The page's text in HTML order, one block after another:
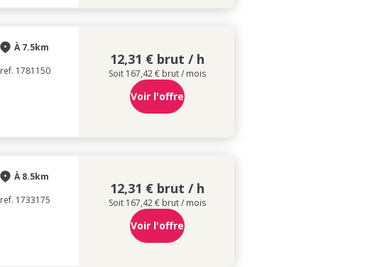
À 7.5km
ref. 1781150
12,31 € brut / h
Soit 167,42 € brut / mois
Voir l'offre
À 8.5km
ref. 1733175
12,31 € brut / h
Soit 167,42 € brut / mois
Voir l'offre